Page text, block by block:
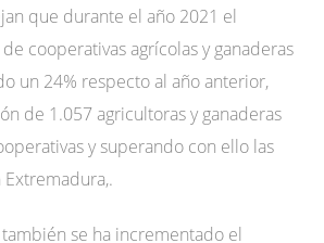
que durante el año 2021 el
cooperativas agrícolas y ganaderas
un 24% respecto al año anterior,
de 1.057 agricultoras y ganaderas
y superando con ello las
se ha incrementado el